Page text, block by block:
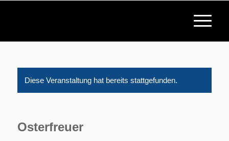
Diese Veranstaltung hat bereits stattgefunden.
Osterfreuer